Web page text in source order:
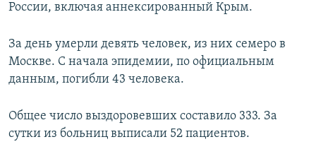
России, включая аннексированный Крым.
За день умерли девять человек, из них семеро в
Москве. С начала эпидемии, по официальным
данным, погибли 43 человека.
Общее число выздоровевших составило 333. За
сутки из больниц выписали 52 пациентов.